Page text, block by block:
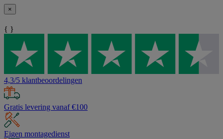
×
{ }
4,3/5 klantbeoordelingen
Gratis levering vanaf €100
Eigen montagedienst